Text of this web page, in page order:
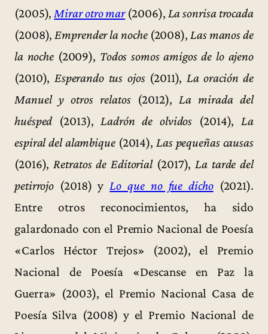
(2005),Mirar otro mar(2006), La sonrisa trocada
(2008),Emprender la noche(2008), Las manos de
la noche (2009), Todos somos amigos de lo ajeno
(2010), Esperando tus ojos(2011), La oración de
Manuel y otros relatos(2012),La mirada del
huésped(2013),Ladrón de olvidos (2014),La
espiral del alambique(2014), Las pequeñas causas
(2016),Retratos de Editorial(2017),La tarde del
petirrojo (2018) yLo que no fue dicho(2021).
Entre otros reconocimientos, ha sido
galardonado con el Premio Nacional de Poesía
«Carlos Héctor Trejos» (2002), el Premio
Nacional de Poesía «Descanse en Paz la
Guerra» (2003), el Premio Nacional Casa de
Poesía Silva (2008) y el Premio Nacional de